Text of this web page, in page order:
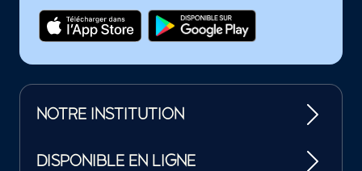
NOTRE INSTITUTION
DISPONIBLE EN LIGNE